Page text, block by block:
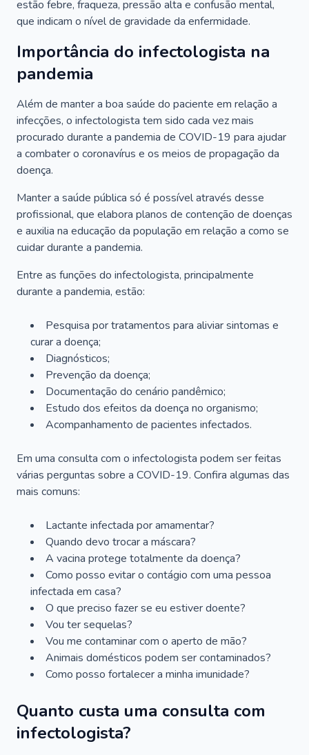
estão febre, fraqueza, pressão alta e confusão mental,
que indicam o nível de gravidade da enfermidade.
Importância do infectologista na
pandemia
Além de manter a boa saúde do paciente em relação a
infecções, o infectologista tem sido cada vez mais
procurado durante a pandemia de COVID-19 para ajudar
a combater o coronavírus e os meios de propagação da
doença.
Manter a saúde pública só é possível através desse
profissional, que elabora planos de contenção de doenças
e auxilia na educação da população em relação a como se
cuidar durante a pandemia.
Entre as funções do infectologista, principalmente
durante a pandemia, estão:
Pesquisa por tratamentos para aliviar sintomas e
curar a doença;
Diagnósticos;
Prevenção da doença;
Documentação do cenário pandêmico;
Estudo dos efeitos da doença no organismo;
Acompanhamento de pacientes infectados.
Em uma consulta com o infectologista podem ser feitas
várias perguntas sobre a COVID-19. Confira algumas das
mais comuns:
Lactante infectada por amamentar?
Quando devo trocar a máscara?
A vacina protege totalmente da doença?
Como posso evitar o contágio com uma pessoa
infectada em casa?
O que preciso fazer se eu estiver doente?
Vou ter sequelas?
Vou me contaminar com o aperto de mão?
Animais domésticos podem ser contaminados?
Como posso fortalecer a minha imunidade?
Quanto custa uma consulta com
infectologista?